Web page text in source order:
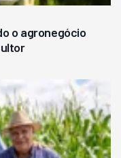
o agronegócio